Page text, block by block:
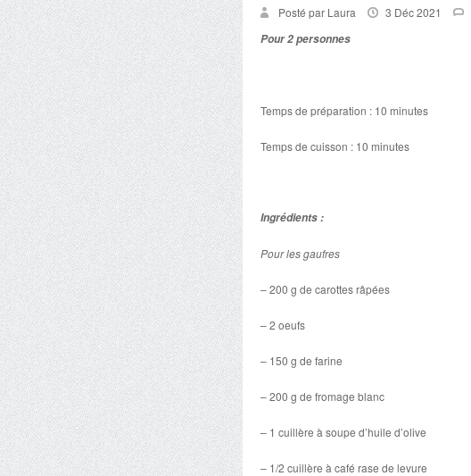
Posté par Laura 3 Déc 2021
Pour 2 personnes
Temps de préparation : 10 minutes
Temps de cuisson : 10 minutes
Ingrédients :
Pour les gaufres
– 200 g de carottes râpées
– 2 oeufs
– 150 g de farine
– 200 g de fromage blanc
– 1 cuillère à soupe d’huile d’olive
– 1/2 cuillère à café rase de levure